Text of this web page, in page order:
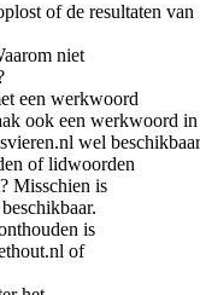
of de resultaten van
niet
een werkwoord
ook een werkwoord in
wel
of lidwoorden
Misschien is
is
of